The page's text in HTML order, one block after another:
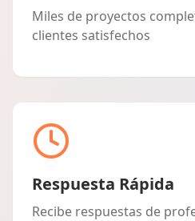
Miles de proyectos
clientes satisfechos
Respuesta Rápida
Recibe respuestas de